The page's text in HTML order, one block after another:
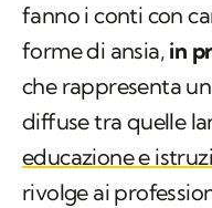
fanno i conti con
forme di ansia, in
che rappresenta
diffuse tra quelle
educazione e
rivolge ai